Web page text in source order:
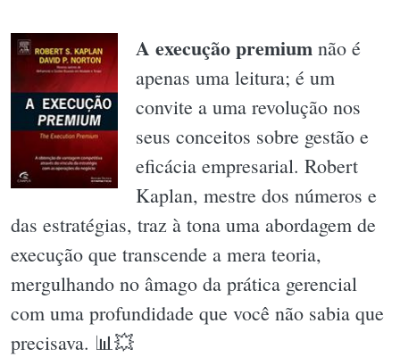
A execução premium não é
apenas uma leitura; é um
convite a uma revolução nos
seus conceitos sobre gestão e
eficácia empresarial. Robert
Kaplan, mestre dos números e
das estratégias, traz à tona uma abordagem de
execução que transcende a mera teoria,
mergulhando no âmago da prática gerencial
com uma profundidade que você não sabia que
precisava. 📊💥